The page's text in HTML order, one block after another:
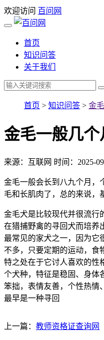
欢迎访问 百问网
首页
知识问答
关于我们
首页 > 知识问答 > 金
金毛一般几个
来源：互联网 时间：2025-
金毛一般会长到八九个月，
毛和长肌肉了，总的来说，
金毛犬是比较现代并很流行
在猎捕野禽的寻回犬而培养
最常见的家犬之一，因为它
不多，只要定期的运动，食
特之处在于它讨人喜欢的性
个犬种，特征是稳固、身体
笨拙，表情友善，个性热情
最早是一种寻回
上一篇： 教师资格证查询网